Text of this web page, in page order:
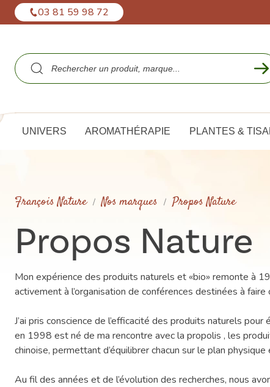
03 81 59 98 72
UNIVERS AROMATHÉRAPIE PLANTES &
François Nature Nos marques Propos Nature
Propos Nature
Mon expérience des produits naturels et «bio» remonte à
activement à l’organisation de conférences destinées à
J’ai pris conscience de l’efficacité des produits naturels
en 1998 est né de ma rencontre avec la propolis , les
chinoise, permettant d’équilibrer chacun sur le plan
Au fil des années et de l’évolution des recherches, nous
Panneau de gestion des cookies